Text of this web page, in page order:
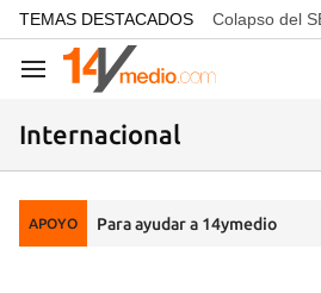
common.go-to-content
TEMAS DESTACADOS Colapso del
Navegación
Internacional
APOYO Para ayudar a 14ymedio